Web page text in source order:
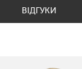
ВІДГУКИ